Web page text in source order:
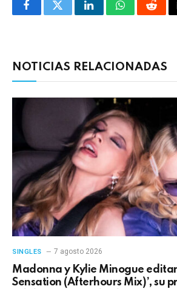
FacebookTwitterLinkedInWhatsApp
NOTICIAS RELACIONADAS
SINGLES 7 agosto 2026
Madonna y Kylie Minogue
Sensation (Afterhours Mix)’, su